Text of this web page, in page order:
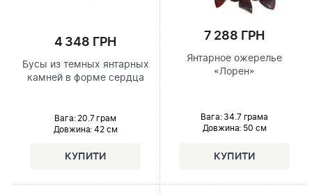
4 348 ГРН
Бусы из темных янтарных
камней в форме сердца
Вага: 20.7 грам
Довжина: 42 см
7 288 ГРН
Янтарное ожерелье
«Лорен»
Вага: 34.7 грама
Довжина: 50 см